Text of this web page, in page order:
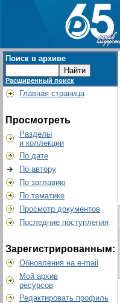
Поиск в архиве
Расширенный поиск
Главная страница
Просмотреть
Разделы
и коллекции
По дате
По автору
По заглавию
По тематике
Просмотр документов
Последние поступления
Зарегистрированным:
Обновления на e-mail
Мой архив
ресурсов
Редактировать профиль